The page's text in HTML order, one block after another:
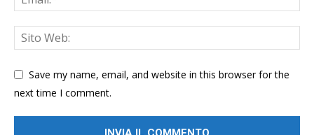
Save my name, email, and website in this browser for the
next time I comment.